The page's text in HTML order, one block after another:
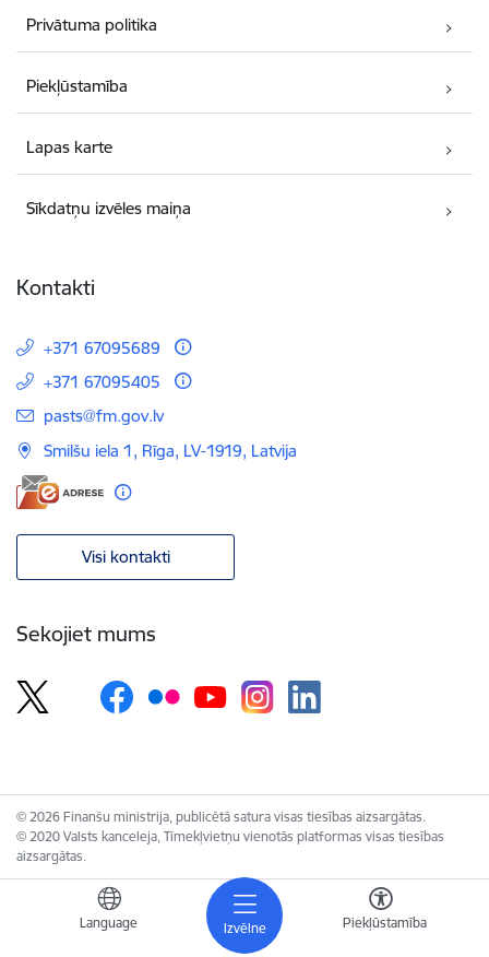
Izvēlne
Language Piekļūstamība
Privātuma politika
Piekļūstamība
Lapas karte
Sīkdatņu izvēles maiņa
Kontakti
+371 67095689
+371 67095405
E-pasts:
pasts@fm.gov.lv
Smilšu iela 1, Rīga, LV-1919, Latvija
Visi kontakti
Sekojiet mums
© 2026 Finanšu ministrija, publicētā satura visas tiesības aizsargātas.
© 2020 Valsts kanceleja, Tīmekļvietņu vienotās platformas visas tiesības
aizsargātas.